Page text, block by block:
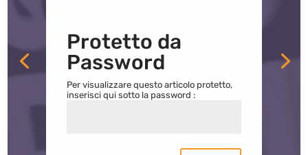
Protetto da
Password
Per visualizzare questo articolo protetto,
inserisci qui sotto la password :